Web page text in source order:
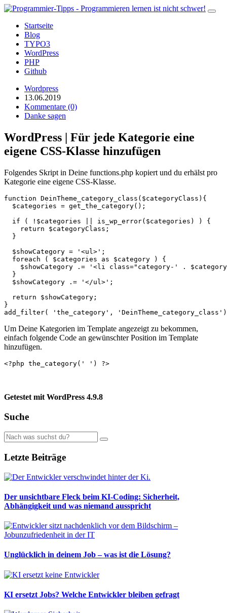
Startseite
Blog
TYPO3
WordPress
PHP
Github
Wordpress
13.06.2019
Kommentare (0)
Danke sagen
WordPress | Für jede Kategorie eine
eigene CSS-Klasse hinzufügen
Folgendes Skript in Deine functions.php kopiert und du erhälst pro
Kategorie eine eigene CSS-Klasse.
function DeinTheme_category_class($categoryClass){
  $categories = get_the_category();
  if ( !$categories || is_wp_error($categories) ) {
    return $categoryClass;
  }
  $showCategory = '<ul>';
  foreach ( $categories as $category ) {
$showCategory .= '<li class="category-' .
  }
  $showCategory .= '</ul>';
  return $showCategory;
}
add_filter( 'the_category',
Um Deine Kategorien im Template angezeigt zu bekommen,
einfach folgende Code an gewünschter Position im Template
hinzufügen.
<?php the_category(' ') ?>
Getestet mit WordPress 4.9.8
Suche
Letzte Beiträge
Der unsichtbare Fleck beim KI-Coding: Sicherheit,
Abhängigkeit und was niemand ausspricht
Unglücklich in deinem Job – was ist die Lösung?
KI ersetzt Jobs? Welche Entwickler bleiben gefragt